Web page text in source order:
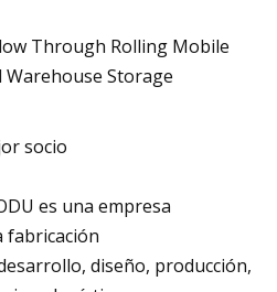
socio
es una empresa
fabricación
diseño, producción,